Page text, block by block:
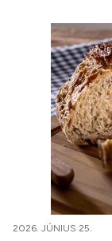
2026. JÚNIUS 25.